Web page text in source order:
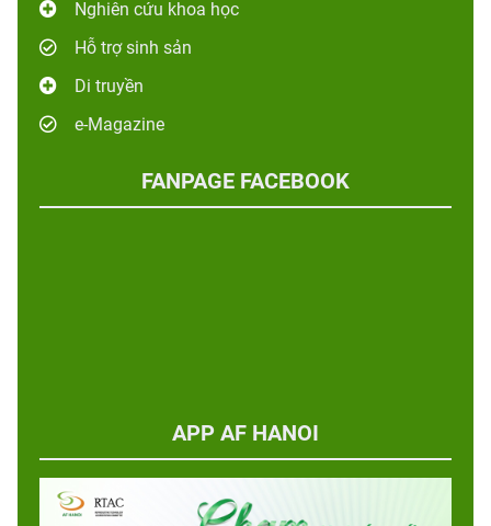
Nghiên cứu khoa học
Hỗ trợ sinh sản
Di truyền
e-Magazine
FANPAGE FACEBOOK
APP AF HANOI